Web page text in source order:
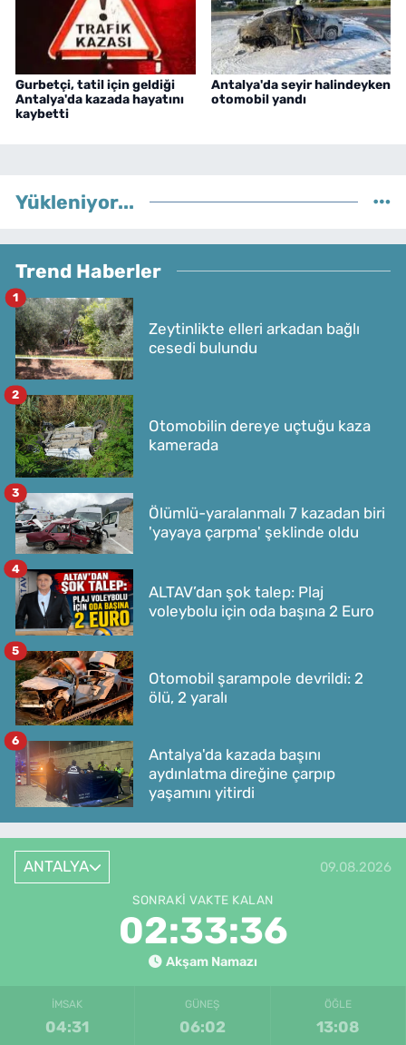
Gurbetçi, tatil için geldiği
Antalya'da kazada hayatını
kaybetti
Antalya'da seyir halindeyken
otomobil yandı
Yükleniyor...
Trend Haberler
Zeytinlikte elleri arkadan bağlı
cesedi bulundu
1
Otomobilin dereye uçtuğu kaza
kamerada
2
Ölümlü-yaralanmalı 7 kazadan biri
'yayaya çarpma' şeklinde oldu
3
ALTAV’dan şok talep: Plaj
voleybolu için oda başına 2 Euro
4
Otomobil şarampole devrildi: 2
ölü, 2 yaralı
5
Antalya'da kazada başını
aydınlatma direğine çarpıp
yaşamını yitirdi
6
ANTALYA 09.08.2026
SONRAKI VAKTE KALAN
02:33:36
Akşam Namazı
İMSAK
04:31
GÜNEŞ
06:02
ÖĞLE
13:08